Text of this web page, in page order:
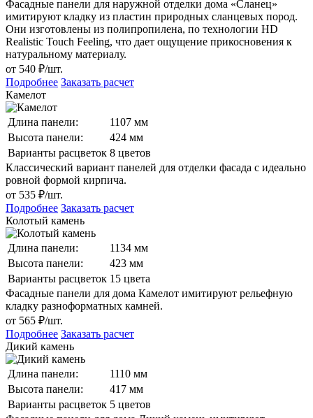
Фасадные панели для наружной отделки дома «Сланец»
имитируют кладку из пластин природных сланцевых пород.
Они изготовлены из полипропилена, по технологии HD
Realistic Touch Feeling, что дает ощущение прикосновения к
натуральному материалу.
от 540 ₽/шт.
Подробнее Заказать расчет
Камелот
Длина панели:
1107 мм
Высота панели:
424 мм
Варианты расцветок 8 цветов
Классический вариант панелей для отделки фасада с идеально
ровной формой кирпича.
от 535 ₽/шт.
Подробнее Заказать расчет
Колотый камень
Длина панели:
1134 мм
Высота панели:
423 мм
Варианты расцветок 15 цвета
Фасадные панели для дома Камелот имитируют рельефную
кладку разноформатных камней.
от 565 ₽/шт.
Подробнее Заказать расчет
Дикий камень
Длина панели:
1110 мм
Высота панели:
417 мм
Варианты расцветок 5 цветов